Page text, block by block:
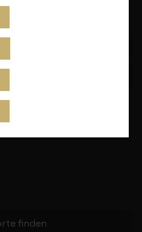
Montag bis Freitag, 08.00
71 11
finden